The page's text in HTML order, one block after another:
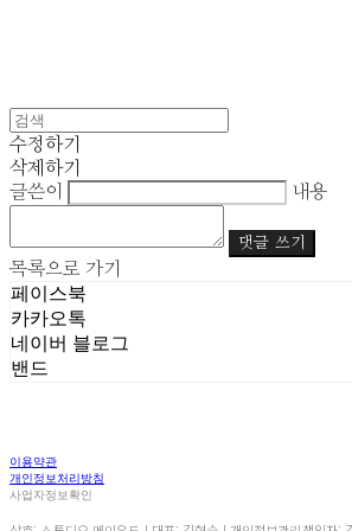
수정하기
삭제하기
글쓴이
내용
댓글 쓰기
목록으로 가기
페이스북
카카오톡
네이버 블로그
밴드
이용약관
개인정보처리방침
사업자정보확인